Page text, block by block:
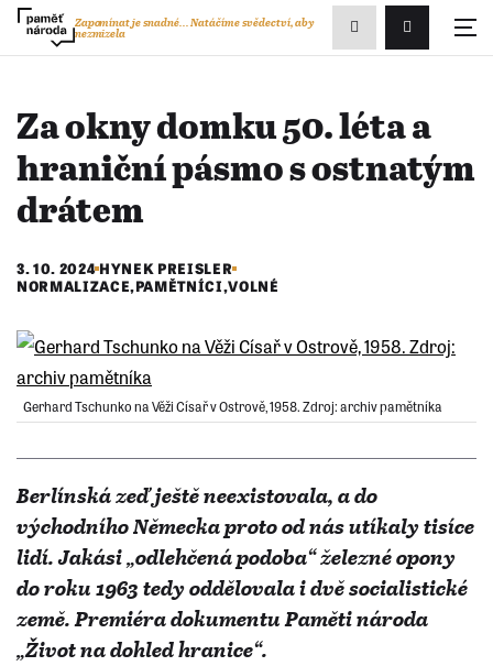
Přihlášení/
Zapomínat je snadné...Natáčíme svědectví, aby
nezmizela
Zobrazit
vyhledávání
Za okny domku 50. léta a
hraniční pásmo s ostnatým
drátem
3. 10. 2024 HYNEK PREISLER
NORMALIZACE,PAMĚTNÍCI,VOLNÉ
Gerhard Tschunko na Věži Císař v Ostrově, 1958. Zdroj: archiv pamětníka
Berlínská zeď ještě neexistovala, a do
východního Německa proto od nás utíkaly tisíce
lidí. Jakási „odlehčená podoba“ železné opony
do roku 1963 tedy oddělovala i dvě socialistické
země. Premiéra dokumentu Paměti národa
„Život na dohled hranice“.